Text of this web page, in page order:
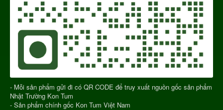
- Mỗi sản phẩm gửi đi có QR CODE để truy xuất nguồn gốc sản phẩm
Nhật Trường Kon Tum
- Sản phẩm chính gốc Kon Tum Việt Nam